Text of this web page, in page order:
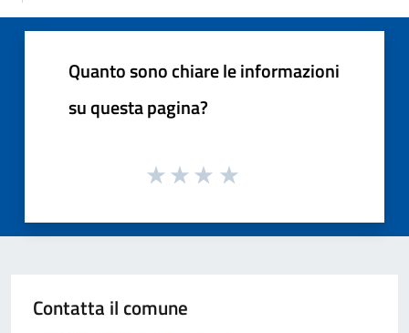
Quanto sono chiare le informazioni
su questa pagina?
Contatta il comune